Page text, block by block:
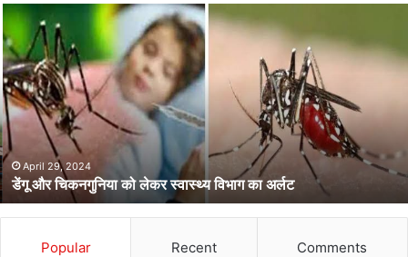
डेंगू
और
चिकनगुनिया
को
लेकर
स्वास्थ्य
विभाग
का
अर्लटApril 29, 2024
डेंगू और चिकनगुनिया को लेकर स्वास्थ्य विभाग का अर्लट
Popular Recent Comments